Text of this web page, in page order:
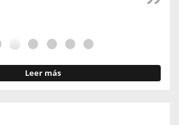
Leer más